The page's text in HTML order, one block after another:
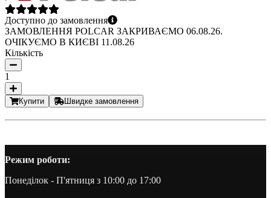
Доступно до замовлення
ЗАМОВЛЕННЯ POLCAR ЗАКРИВАЄМО 06.08.26.
ОЧІКУЄМО В КИЄВІ 11.08.26
Кількість
1
Купити Швидке замовлення
Режим роботи:
Понеділок - П'ятниця з 10:00 до 17:00